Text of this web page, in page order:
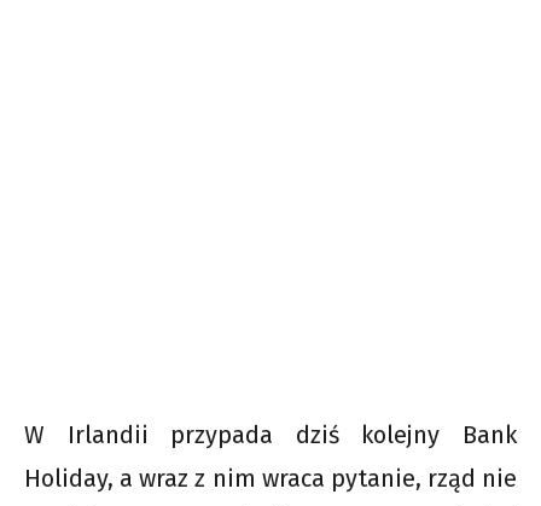
W Irlandii przypada dziś kolejny Bank
Holiday, a wraz z nim wraca pytanie, rząd nie